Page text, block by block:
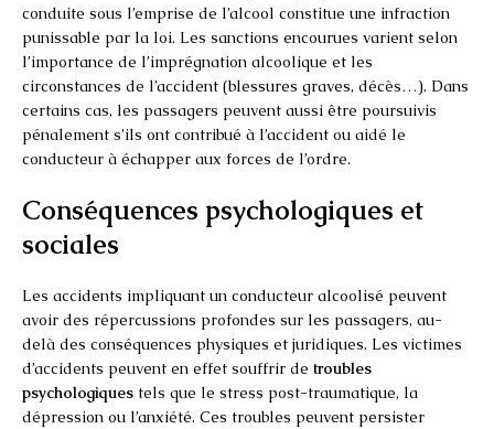
conduite sous l’emprise de l’alcool constitue une infraction
punissable par la loi. Les sanctions encourues varient selon
l’importance de l’imprégnation alcoolique et les
circonstances de l’accident (blessures graves, décès…). Dans
certains cas, les passagers peuvent aussi être poursuivis
pénalement s’ils ont contribué à l’accident ou aidé le
conducteur à échapper aux forces de l’ordre.
Conséquences psychologiques et
sociales
Les accidents impliquant un conducteur alcoolisé peuvent
avoir des répercussions profondes sur les passagers, au-
delà des conséquences physiques et juridiques. Les victimes
d’accidents peuvent en effet souffrir de troubles
psychologiques tels que le stress post-traumatique, la
dépression ou l’anxiété. Ces troubles peuvent persister